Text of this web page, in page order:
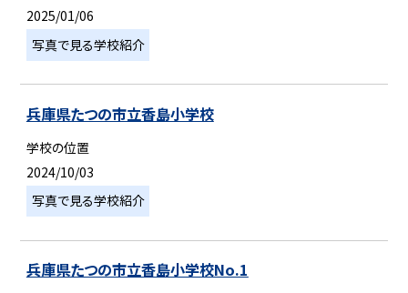
2025/01/06
写真で見る学校紹介
兵庫県たつの市立香島小学校
学校の位置
2024/10/03
写真で見る学校紹介
兵庫県たつの市立香島小学校No.1